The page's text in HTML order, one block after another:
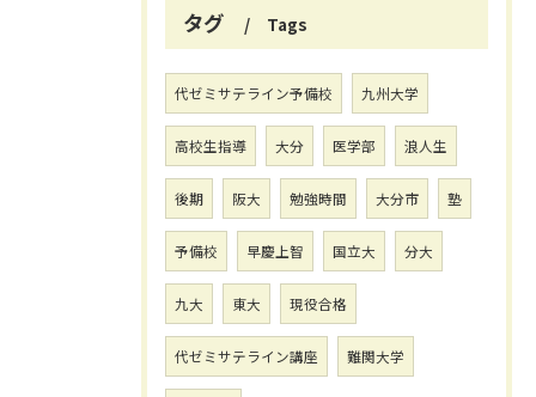
タグ Tags
代ゼミサテライン予備校 九州大学
高校生指導 大分 医学部 浪人生
後期 阪大 勉強時間 大分市 塾
予備校 早慶上智 国立大 分大
九大 東大 現役合格
代ゼミサテライン講座 難関大学